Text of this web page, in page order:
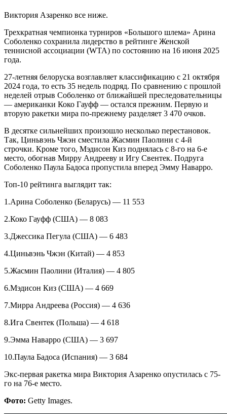
Виктория Азаренко все ниже.
Трехкратная чемпионка турниров «Большого шлема» Арина
Соболенко сохранила лидерство в рейтинге Женской
теннисной ассоциации (WTA) по состоянию на 16 июня 2025
года.
27-летняя белоруска возглавляет классификацию с 21 октября
2024 года, то есть 35 недель подряд. По сравнению с прошлой
неделей отрыв Соболенко от ближайшей преследовательницы
— американки Коко Гауфф — остался прежним. Первую и
вторую ракетки мира по-прежнему разделяет 3 470 очков.
В десятке сильнейших произошло несколько перестановок.
Так, Циньвэнь Чжэн сместила Жасмин Паолини с 4-й
строчки. Кроме того, Мэдисон Киз поднялась с 8-го на 6-е
место, обогнав Мирру Андрееву и Игу Свентек. Подруга
Соболенко Паула Бадоса пропустила вперед Эмму Наварро.
Топ-10 рейтинга выглядит так:
1.Арина Соболенко (Беларусь) — 11 553
2.Коко Гауфф (США) — 8 083
3.Джессика Пегула (США) — 6 483
4.Циньвэнь Чжэн (Китай) — 4 853
5.Жасмин Паолини (Италия) — 4 805
6.Мэдисон Киз (США) — 4 669
7.Мирра Андреева (Россия) — 4 636
8.Ига Свентек (Польша) — 4 618
9.Эмма Наварро (США) — 3 697
10.Паула Бадоса (Испания) — 3 684
Экс-первая ракетка мира Виктория Азаренко опустилась с 75-
го на 76-е место.
Фото: Getty Images.